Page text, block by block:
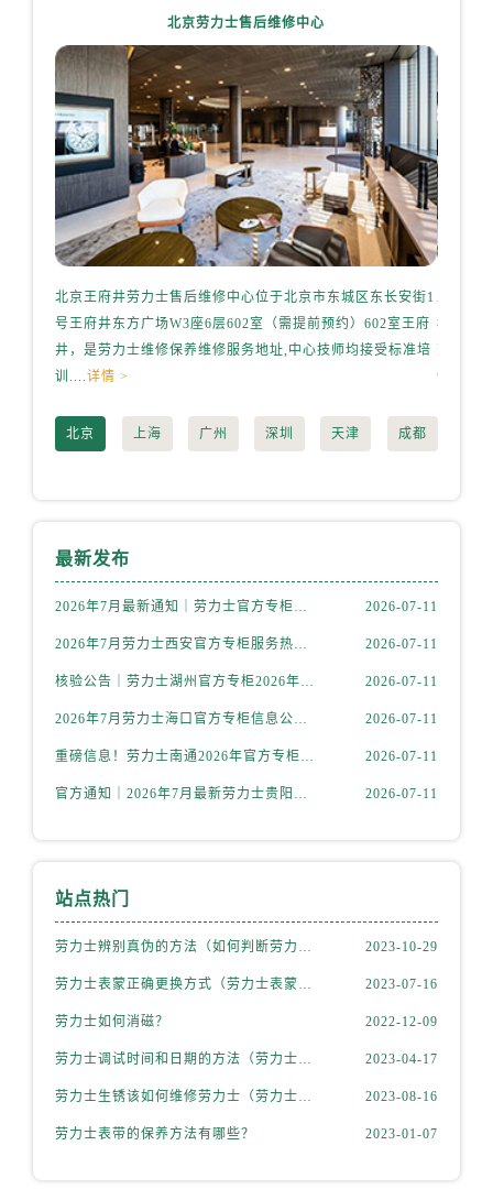
辽宁省沈阳市沈河区中街路83号亨得利名表维修授权店1楼劳力士售后服务中心（需提前预约）
北京市朝阳区建国门外大街甲6号华熙国际中心D座11层1102室劳力士售后服务中心（需提前预约）
北京市东城区东长安街1号王府井东方广场W3座6层602室劳力士售后服务中心（需提前预约）
内蒙古自治区包头市青山区幸福路甲3号王府井百货名表维修劳力士售后服务中心（需提前预约）
山西省晋中市榆次区顺城街劳力士售后服务中心（需提前预约）
安徽省蚌埠市蚌山区淮河路劳力士售后服务中心（需提前预约）
北京劳力士售后维修中心
北京王府井劳力士售后维修中心位于北京市东城区东长安街1
号王府井东方广场W3座6层602室（需提前预约）602室王府
井，是劳力士维修保养维修服务地址,中心技师均接受标准培
训....详情 >
上海港
桥路3号
情 >
北京 上海 广州 深圳 天津 成都
最新发布
2026年7月最新通知｜劳力士官方专柜青岛客户服务热线及信息核验 2026-07-11
2026年7月劳力士西安官方专柜服务热线一览｜客户服务渠道与专柜名录 2026-07-11
核验公告｜劳力士湖州官方专柜2026年7月最新客户服务热线与专柜信息 2026-07-11
2026年7月劳力士海口官方专柜信息公告｜客户服务热线+门店服务 2026-07-11
重磅信息！劳力士南通2026年官方专柜客户服务升级公告，7月热线全新公示 2026-07-11
官方通知｜2026年7月最新劳力士贵阳专柜客服热线，服务信息全面公示 2026-07-11
站点热门
劳力士辨别真伪的方法（如何判断劳力士的真假） 2023-10-29
劳力士表蒙正确更换方式（劳力士表蒙更换知识） 2023-07-16
劳力士如何消磁？ 2022-12-09
劳力士调试时间和日期的方法（劳力士该如何调试） 2023-04-17
劳力士生锈该如何维修劳力士（劳力士生锈怎么处理） 2023-08-16
劳力士表带的保养方法有哪些？ 2023-01-07